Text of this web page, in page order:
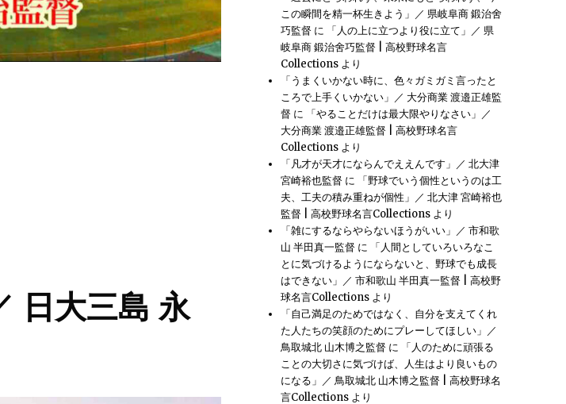
れたら、指導者としてはそれで十分」／ 日大三島 永田裕治監督” の
日大三島 永
この瞬間を精一杯生きよう」／ 県岐阜商 鍛治舍
巧監督 に
「人の上に立つより役に立て」／ 県
岐阜商 鍛治舍巧監督 | 高校野球名言
Collections より
「うまくいかない時に、色々ガミガミ言ったと
ころで上手くいかない」／ 大分商業 渡邉正雄監
督 に
「やることだけは最大限やりなさい」／
大分商業 渡邉正雄監督 | 高校野球名言
Collections より
「凡才が天才にならんでええんです」／ 北大津
宮崎裕也監督 に
「野球でいう個性というのは工
夫、工夫の積み重ねが個性」／ 北大津 宮崎裕也
監督 | 高校野球名言Collections より
「雑にするならやらないほうがいい」／ 市和歌
山 半田真一監督 に
「人間としていろいろなこ
とに気づけるようにならないと、野球でも成長
はできない」／ 市和歌山 半田真一監督 | 高校野
球名言Collections より
「自己満足のためではなく、自分を支えてくれ
た人たちの笑顔のためにプレーしてほしい」／
鳥取城北 山木博之監督 に
「人のために頑張る
ことの大切さに気づけば、人生はより良いもの
になる」／ 鳥取城北 山木博之監督 | 高校野球名
言Collections より